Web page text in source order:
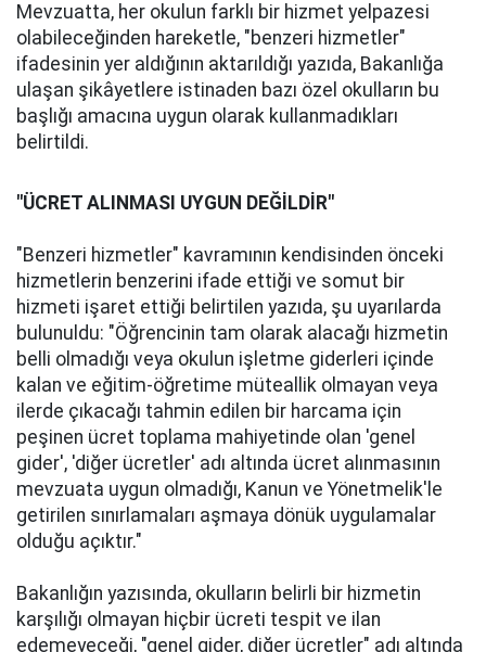
Mevzuatta, her okulun farklı bir hizmet yelpazesi
olabileceğinden hareketle, "benzeri hizmetler"
ifadesinin yer aldığının aktarıldığı yazıda, Bakanlığa
ulaşan şikâyetlere istinaden bazı özel okulların bu
başlığı amacına uygun olarak kullanmadıkları
belirtildi.
"ÜCRET ALINMASI UYGUN DEĞİLDİR"
"Benzeri hizmetler" kavramının kendisinden önceki
hizmetlerin benzerini ifade ettiği ve somut bir
hizmeti işaret ettiği belirtilen yazıda, şu uyarılarda
bulunuldu: "Öğrencinin tam olarak alacağı hizmetin
belli olmadığı veya okulun işletme giderleri içinde
kalan ve eğitim-öğretime müteallik olmayan veya
ilerde çıkacağı tahmin edilen bir harcama için
peşinen ücret toplama mahiyetinde olan 'genel
gider', 'diğer ücretler' adı altında ücret alınmasının
mevzuata uygun olmadığı, Kanun ve Yönetmelik'le
getirilen sınırlamaları aşmaya dönük uygulamalar
olduğu açıktır."
Bakanlığın yazısında, okulların belirli bir hizmetin
karşılığı olmayan hiçbir ücreti tespit ve ilan
edemeyeceği, "genel gider, diğer ücretler" adı altında